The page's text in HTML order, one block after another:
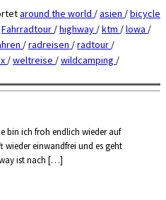
bin ich froh endlich wieder auf
wieder einwandfrei und es geht
ist nach […]
around the world /asien /bicycle
Fahrradtour /highway /ktm /lowa /
/radreisen /radtour /
/weltreise /wildcamping /